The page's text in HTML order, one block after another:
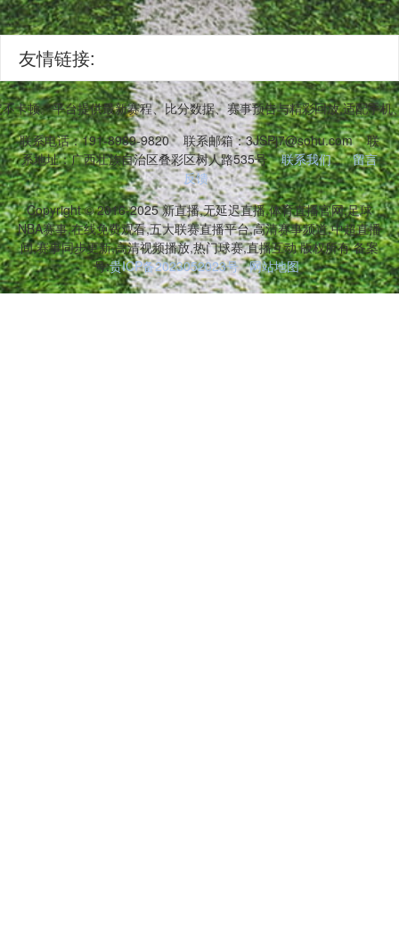
友情链接:
顿。平台提供最新赛程、比分数据、赛事预告与精彩回放,适配手
联系电话：191-8989-9820
联系邮箱：3JSPj7@sohu.com
联
系地址：广西壮族自治区叠彩区树人路535号
联系我们
留言
反馈
Copyright © 2016-2025 新直播,无延迟直播,体育直播官网,足球
NBA赛事,在线免费观看,五大联赛直播平台,高清赛事频道,中超直播
间,赛事同步更新,高清视频播放,热门球赛,直播互动 版权所有 备案
号:贵ICP备2023052023号 网站地图